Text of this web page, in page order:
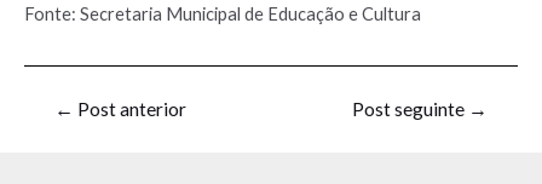
Fonte: Secretaria Municipal de Educação e Cultura
← Post anterior Post seguinte →